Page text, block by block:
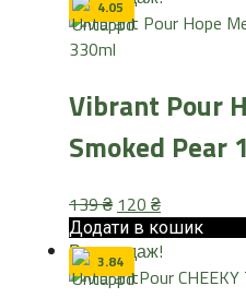
4.05
Vibrant Pour
Smoked Pear
139₴ Оригінальна
ціна:
139 ₴.
120 ₴Поточна
ціна:
120 ₴.
Додати в кошик
Розпродаж!
3.84